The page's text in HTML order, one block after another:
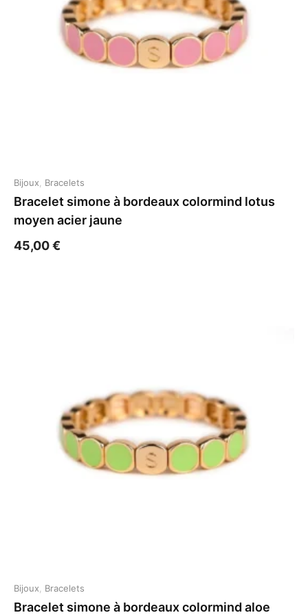
Bijoux Bracelets
Bracelet simone à bordeaux colormind lotus
moyen acier jaune
45,00€
Bijoux Bracelets
Bracelet simone à bordeaux colormind aloe